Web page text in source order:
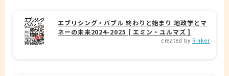
エブリシング・バブル 終わりと始まり 地政学とマ
ネーの未来2024-2025 [ エミン・ユルマズ ]
created by Rinker